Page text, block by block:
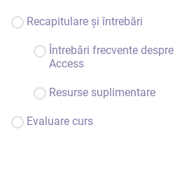
Recapitulare și întrebări
Întrebări frecvente despre
Access
Resurse suplimentare
Evaluare curs